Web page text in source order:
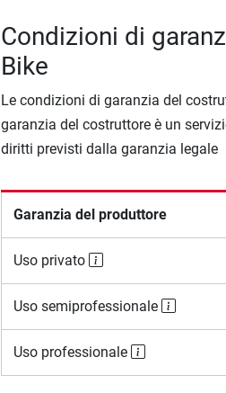
Condizioni di
Bike
Le condizioni di garanzia del
garanzia del costruttore è un
diritti previsti dalla garanzia legale
Garanzia del produttore
Uso privato
Uso semiprofessionale
Uso professionale